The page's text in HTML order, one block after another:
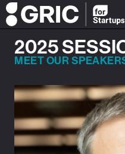
2025
MEET OUR